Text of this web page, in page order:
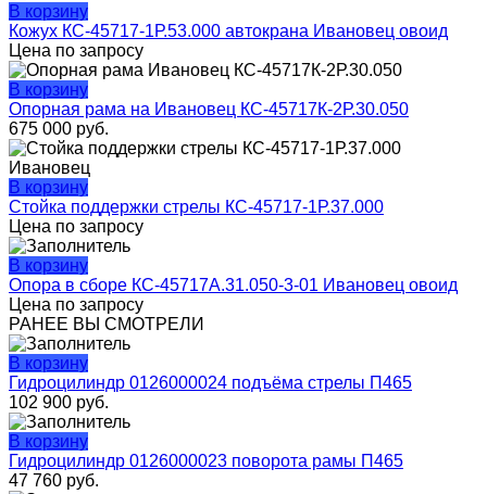
В корзину
Кожух КС-45717-1Р.53.000 автокрана Ивановец овоид
Цена по запросу
В корзину
Опорная рама на Ивановец КС-45717К-2Р.30.050
675 000 руб.
В корзину
Стойка поддержки стрелы КС-45717-1Р.37.000
Цена по запросу
В корзину
Опора в сборе КС-45717А.31.050-3-01 Ивановец овоид
Цена по запросу
РАНЕЕ ВЫ СМОТРЕЛИ
В корзину
Гидроцилиндр 0126000024 подъёма стрелы П465
102 900 руб.
В корзину
Гидроцилиндр 0126000023 поворота рамы П465
47 760 руб.